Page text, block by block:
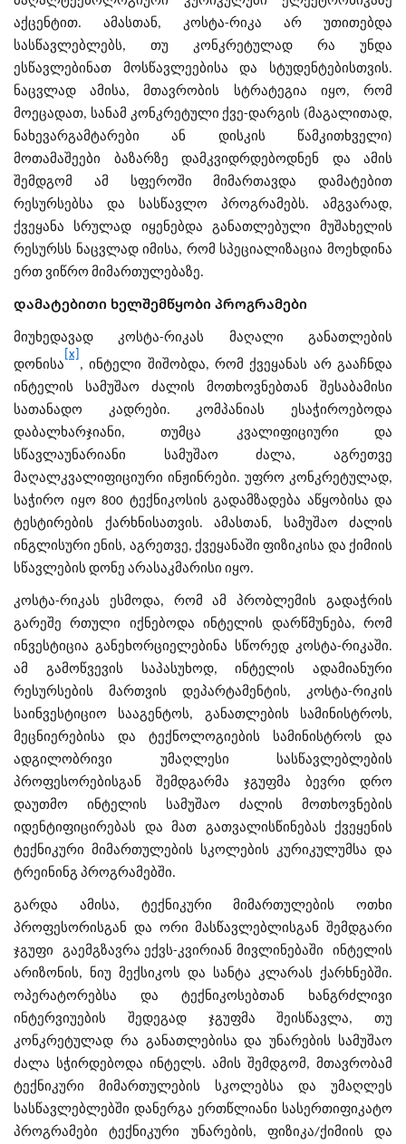
აქცენტით. ამასთან, კოსტა-რიკა არ უთითებდა
სასწავლებლებს, თუ კონკრეტულად რა უნდა
ესწავლებინათ მოსწავლეებისა და სტუდენტებისთვის.
ნაცვლად ამისა, მთავრობის სტრატეგია იყო, რომ
მოეცადათ, სანამ კონკრეტული ქვე-დარგის (მაგალითად,
ნახევარგამტარები ან დისკის წამკითხველი)
მოთამაშეები ბაზარზე დამკვიდრდებოდნენ და ამის
შემდგომ ამ სფეროში მიმართავდა დამატებით
რესურსებსა და სასწავლო პროგრამებს. ამგვარად,
ქვეყანა სრულად იყენებდა განათლებული მუშახელის
რესურსს ნაცვლად იმისა, რომ სპეციალიზაცია მოეხდინა
ერთ ვიწრო მიმართულებაზე.
დამატებითი ხელშემწყობი პროგრამები
მიუხედავად კოსტა-რიკას მაღალი განათლების
დონისა
[x]
, ინტელი შიშობდა, რომ ქვეყანას არ გააჩნდა
ინტელის სამუშაო ძალის მოთხოვნებთან შესაბამისი
სათანადო კადრები. კომპანიას ესაჭიროებოდა
დაბალხარჯიანი, თუმცა კვალიფიციური და
სწავლაუნარიანი სამუშაო ძალა, აგრეთვე
მაღალკვალიფიციური ინჟინრები. უფრო კონკრეტულად,
საჭირო იყო 800 ტექნიკოსის გადამზადება აწყობისა და
ტესტირების ქარხნისათვის. ამასთან, სამუშაო ძალის
ინგლისური ენის, აგრეთვე, ქვეყანაში ფიზიკისა და ქიმიის
სწავლების დონე არასაკმარისი იყო.
კოსტა-რიკას ესმოდა, რომ ამ პრობლემის გადაჭრის
გარეშე რთული იქნებოდა ინტელის დარწმუნება, რომ
ინვესტიცია განეხორციელებინა სწორედ კოსტა-რიკაში.
ამ გამოწვევის საპასუხოდ, ინტელის ადამიანური
რესურსების მართვის დეპარტამენტის, კოსტა-რიკის
საინვესტიციო სააგენტოს, განათლების სამინისტროს,
მეცნიერებისა და ტექნოლოგიების სამინისტროს და
ადგილობრივი უმაღლესი სასწავლებლების
პროფესორებისგან შემდგარმა ჯგუფმა ბევრი დრო
დაუთმო ინტელის სამუშაო ძალის მოთხოვნების
იდენტიფიცირებას და მათ გათვალისწინებას ქვეყენის
ტექნიკური მიმართულების სკოლების კურიკულუმსა და
ტრეინინგ პროგრამებში.
გარდა ამისა, ტექნიკური მიმართულების ოთხი
პროფესორისგან და ორი მასწავლებლისგან შემდგარი
ჯგუფი გაემგზავრა ექვს-კვირიან მივლინებაში ინტელის
არიზონის, ნიუ მექსიკოს და სანტა კლარას ქარხნებში.
ოპერატორებსა და ტექნიკოსებთან ხანგრძლივი
ინტერვიუების შედეგად ჯგუფმა შეისწავლა, თუ
კონკრეტულად რა განათლებისა და უნარების სამუშაო
ძალა სჭირდებოდა ინტელს. ამის შემდგომ, მთავრობამ
ტექნიკური მიმართულების სკოლებსა და უმაღლეს
სასწავლებლებში დანერგა ერთწლიანი სასერთიფიკატო
პროგრამები ტექნიკური უნარების, ფიზიკა/ქიმიის და